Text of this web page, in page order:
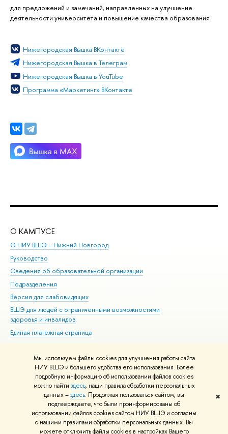
Мы используем файлы cookies для улучшения работы сайта
НИУ ВШЭ и большего удобства его использования. Более
подробную информацию об использовании файлов cookies
можно найти здесь, наши правила обработки персональных
данных –здесь. Продолжая пользоваться сайтом, вы
подтверждаете, что были проинформированы об
использовании файлов cookies сайтом НИУ ВШЭ и согласны
с нашими правилами обработки персональных данных. Вы
можете отключить файлы cookies в настройках Вашего
✖
для предложений и замечаний, направленных на улучшение
деятельности университета и повышение качества образования
Нижегородская Вышка ВКонтакте
Нижегородская Вышка в Телеграм
Нижегородская Вышка в YouTube
Программа «Маркетинг» ВКонтакте
О КАМПУСЕ
О НИУ ВШЭ – Нижний Новгород
Руководство
Сведения об образовательной организации
Подразделения
Версия для слабовидящих
ВШЭ для людей с ограниченными возможностями
здоровья и инвалидов
Единая платежная страница
© НИУ ВШЭ 1993–2026 Адреса и контакты Условия использования
материалов Политика конфиденциальности Карта сайта